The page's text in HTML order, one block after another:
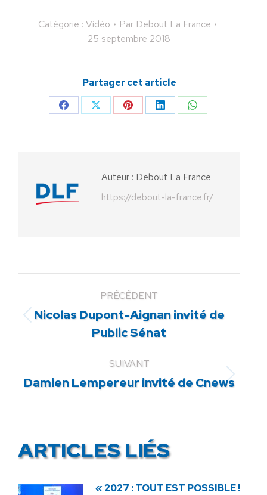
Catégorie : Vidéo Par Debout La France
25 septembre 2018
Partager cet article
PartagerPartagerPartagerPartagerPartager
Auteur : Debout La France
https://debout-la-france.fr/
PRÉCÉDENT
Article
précédent
Nicolas Dupont-Aignan invité de
Public Sénat
SUIVANT
Article
:
Damien Lempereur invité de Cnews
ARTICLES LIÉS
« 2027 : TOUT EST POSSIBLE !